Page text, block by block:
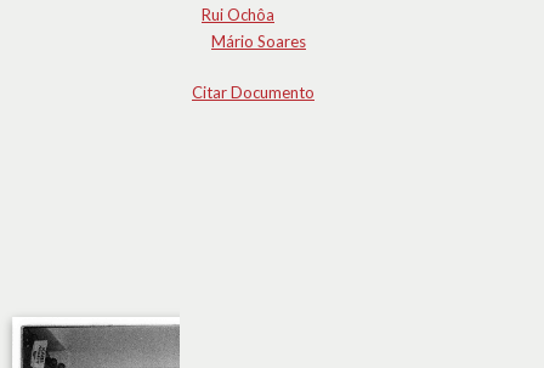
Rui Ochôa
Mário Soares
Citar Documento